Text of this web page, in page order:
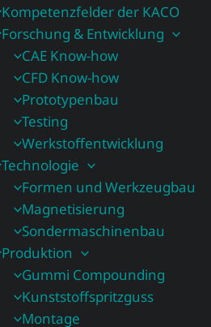
Kompetenzfelder der KACO
Forschung & Entwicklung
CAE Know-how
CFD Know-how​
Prototypenbau
Testing
Werkstoffentwicklung
Technologie
Formen und Werkzeugbau
Magnetisierung
Sondermaschinenbau
Produktion
Gummi Compounding
Kunststoffspritzguss
Montage